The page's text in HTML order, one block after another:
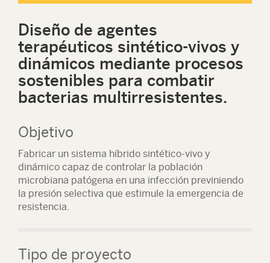
Diseño de agentes
terapéuticos sintético-vivos y
dinámicos mediante procesos
sostenibles para combatir
bacterias multirresistentes.
Objetivo
Fabricar un sistema híbrido sintético-vivo y
dinámico capaz de controlar la población
microbiana patógena en una infección previniendo
la presión selectiva que estimule la emergencia de
resistencia.
Tipo de proyecto